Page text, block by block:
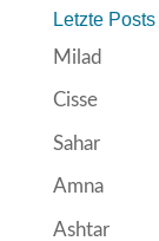
Letzte Posts
Milad
Cisse
Sahar
Amna
Ashtar